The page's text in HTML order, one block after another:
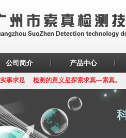
公司简介 产品中心
事求是 检测的意义是探索求真—索真。